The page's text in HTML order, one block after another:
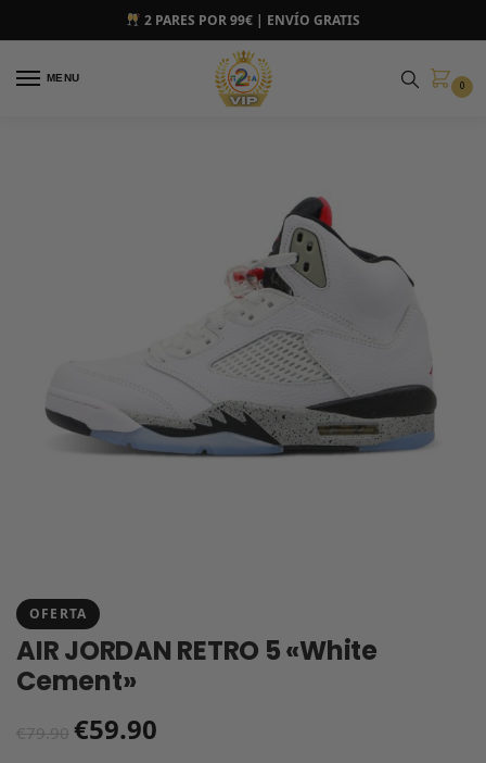
2 PARES POR 99€ | ENVÍO GRATIS
MENU
0
OFERTA
AIR JORDAN RETRO 5 «White
Cement»
€79.90 €59.90